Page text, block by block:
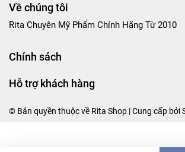
Về chúng tôi
Rita Chuyên Mỹ Phẩm Chính Hãng Từ 2010
Chính sách
Hỗ trợ khách hàng
© Bản quyền thuộc về Rita Shop | Cung cấp bởi